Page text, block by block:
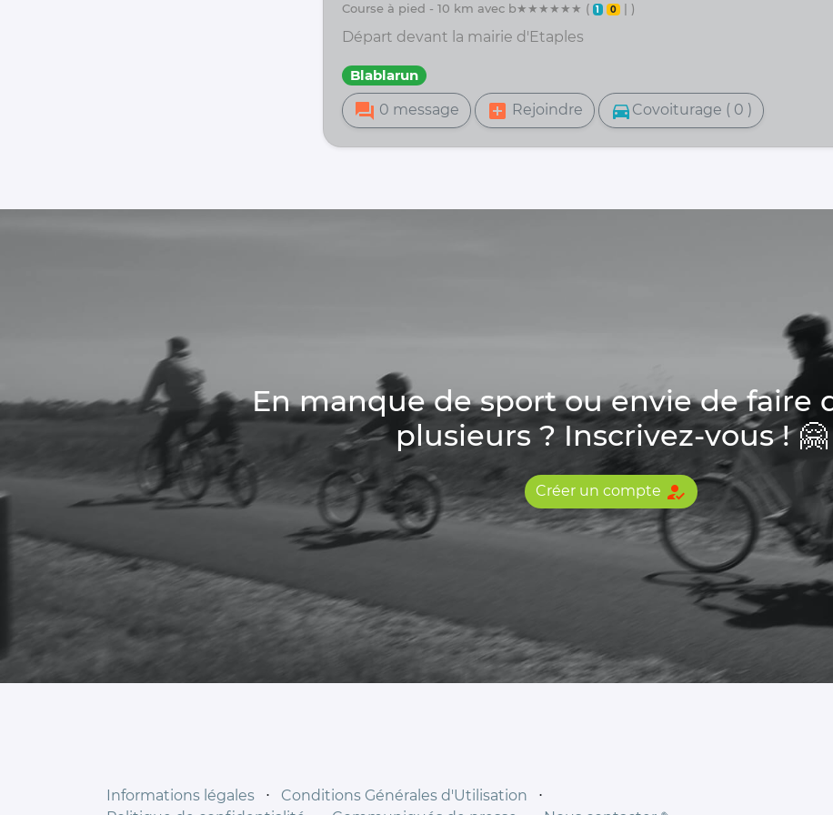
course à pied - 10 km avec b★★★★★★ ( 1 0 | )
Départ devant la mairie d'Etaples
Blablarun
forum 0 message add_box Rejoindre directions_car Covoiturage ( 0 )
En manque de sport ou envie de faire
plusieurs ? Inscrivez-vous ! 🤗
Créer un compte how_to_reg
Informations légales ⋅ Conditions Générales d'Utilisation
⋅